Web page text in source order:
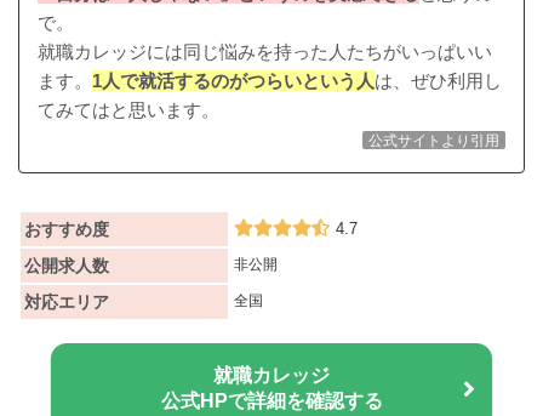
で。
就職カレッジには同じ悩みを持った人たちがいっぱいい
ます。 1人で就活するのがつらいという人は、ぜひ利用し
てみてはと思います。
公式サイトより引用
おすすめ度 4.7
公開求人数 非公開
対応エリア 全国
就職カレッジ
公式HPで詳細を確認する